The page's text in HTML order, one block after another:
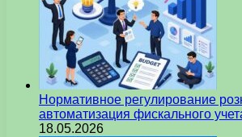
Нормативное регулирование
автоматизация фискального
18.05.2026